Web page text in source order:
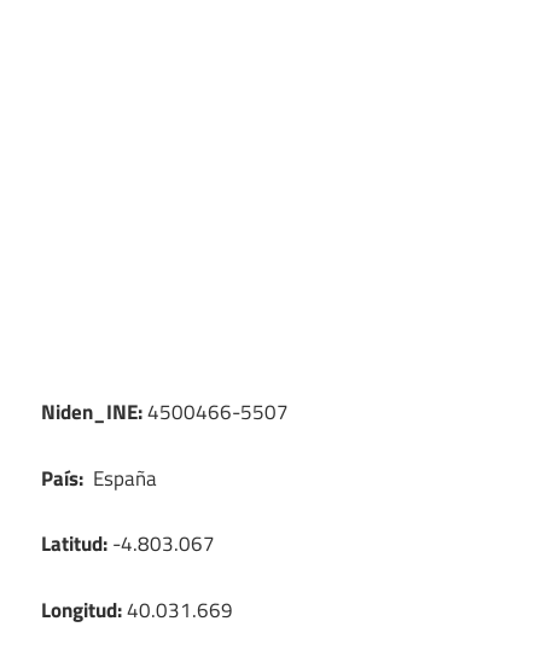
Niden_INE:4500466-5507
País: España
Latitud:-4.803.067
Longitud:40.031.669